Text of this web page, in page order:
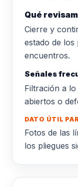
Qué
Cierre y
estado de los
encuentros.
Señales
Filtración a
abiertos o
DATO ÚTIL
Fotos de las
los pliegues